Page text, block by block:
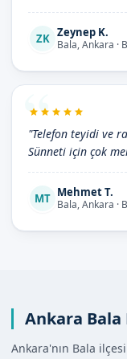
ZK Zeynep K.
Bala, Ankara ·
"Telefon teyidi ve
Sünneti için çok
MT Mehmet T.
Bala, Ankara ·
Ankara Bala
Ankara'nın Bala